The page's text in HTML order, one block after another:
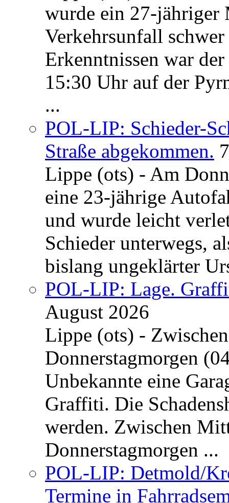
wurde ein 27-jähriger
Verkehrsunfall
Erkenntnissen war
15:30 Uhr auf der
...
POL-LIP: Schieder-
Straße abgekommen.
Lippe (ots) - Am
eine 23-jährige
und wurde leicht
Schieder unterwegs,
bislang ungeklärter
POL-LIP: Lage.
August 2026
Lippe (ots) -
Donnerstagmorgen
Unbekannte eine
Graffiti. Die
werden. Zwischen
Donnerstagmorgen ...
POL-LIP: Detmold/
Termine in